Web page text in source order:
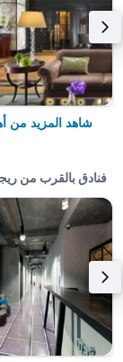
شاهد المزيد من
فنادق بالقرب من